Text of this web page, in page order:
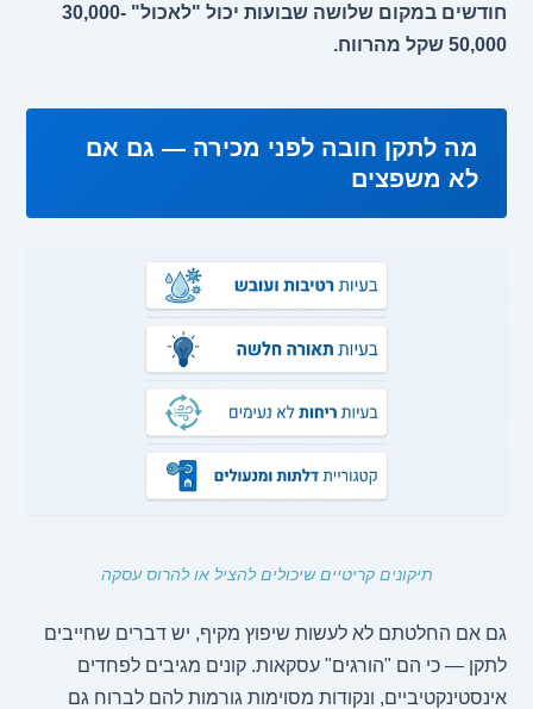
חודשים במקום שלושה שבועות יכול "לאכול" 30,000-
50,000 שקל מהרווח.
מה לתקן חובה לפני מכירה — גם אם
לא משפצים
תיקונים קריטיים שיכולים להציל או להרוס עסקה
גם אם החלטתם לא לעשות שיפוץ מקיף, יש דברים שחייבים
לתקן — כי הם "הורגים" עסקאות. קונים מגיבים לפחדים
אינסטינקטיביים, ונקודות מסוימות גורמות להם לברוח גם